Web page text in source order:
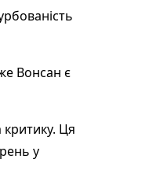
Вонсан є
Ця
у